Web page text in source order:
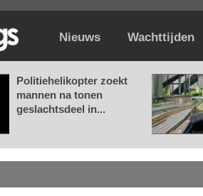
Nieuws Wachttijden
Politiehelikopter zoekt
mannen na tonen
geslachtsdeel in...